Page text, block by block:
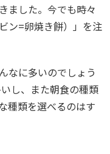
ました。今でも時々
ン=卵焼き餅）」を注
なに多いのでしょう
し、また朝食の種類
種類を選べるのはす